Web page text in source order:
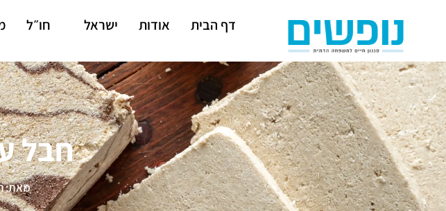
דף הבית אודות ישראל חו״ל
חבל
מאת: